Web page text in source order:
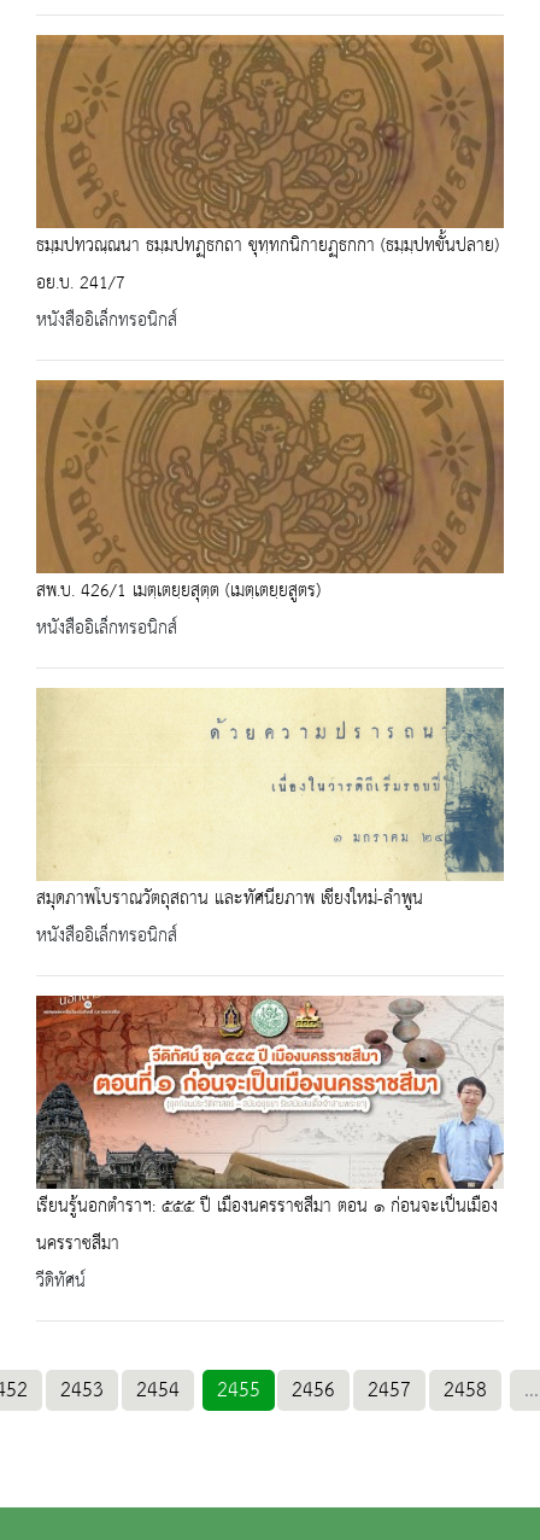
ธมฺมปทวณฺณนา ธมฺมปทฏฺธกถา ขุทฺทกนิกายฏฺธกกา (ธมฺมฺปทขั้นปลาย)
อย.บ. 241/7
หนังสืออิเล็กทรอนิกส์
สพ.บ. 426/1 เมตฺเตยฺยสุตฺต (เมตฺเตยฺยสูตร)
หนังสืออิเล็กทรอนิกส์
สมุดภาพโบราณวัตถุสถาน และทัศนียภาพ เชียงใหม่-ลำพูน
หนังสืออิเล็กทรอนิกส์
เรียนรู้นอกตำราฯ: ๕๕๕ ปี เมืองนครราชสีมา ตอน ๑ ก่อนจะเป็นเมือง
นครราชสีมา
วีดิทัศน์
2453 2454 2455 2456 2457 2458 ...